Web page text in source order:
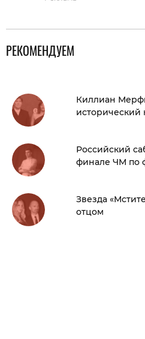
РЕКОМЕНДУЕМ
Киллиан
исторический
Российский
финале ЧМ по
Звезда
отцом